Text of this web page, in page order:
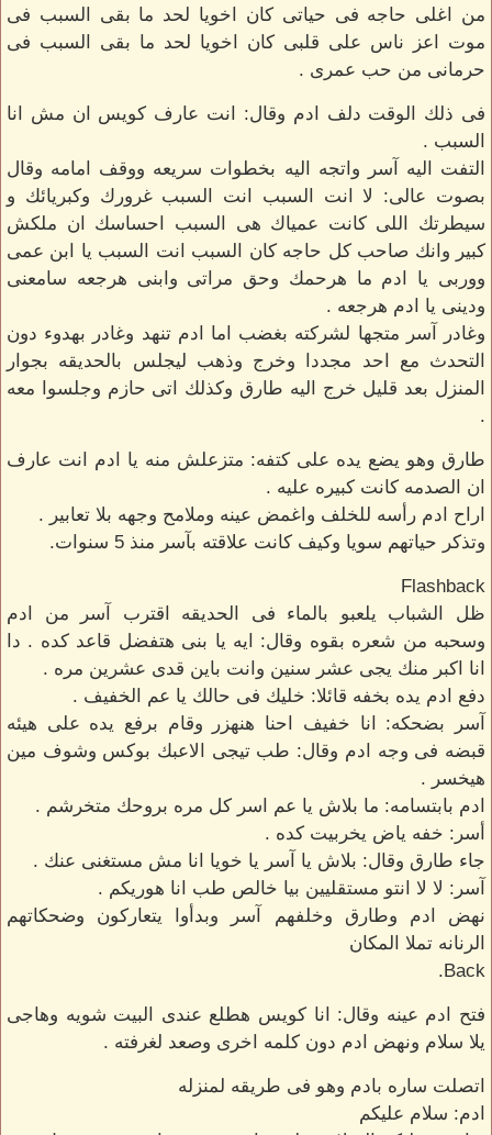
من اغلى حاجه فى حياتى كان اخويا لحد ما بقى السبب فى
موت اعز ناس على قلبى كان اخويا لحد ما بقى السبب فى
حرمانى من حب عمرى .
فى ذلك الوقت دلف ادم وقال: انت عارف كويس ان مش انا
السبب .
التفت اليه آسر واتجه اليه بخطوات سريعه ووقف امامه وقال
بصوت عالى: لا انت السبب انت السبب غرورك وكبريائك و
سيطرتك اللى كانت عمياك هى السبب احساسك ان ملكش
كبير وانك صاحب كل حاجه كان السبب انت السبب يا ابن عمى
ووربى يا ادم ما هرحمك وحق مراتى وابنى هرجعه سامعنى
ودينى يا ادم هرجعه .
وغادر آسر متجها لشركته بغضب اما ادم تنهد وغادر بهدوء دون
التحدث مع احد مجددا وخرج وذهب ليجلس بالحديقه بجوار
المنزل بعد قليل خرج اليه طارق وكذلك اتى حازم وجلسوا معه
.
طارق وهو يضع يده على كتفه: متزعلش منه يا ادم انت عارف
ان الصدمه كانت كبيره عليه .
اراح ادم رأسه للخلف واغمض عينه وملامح وجهه بلا تعابير .
وتذكر حياتهم سويا وكيف كانت علاقته بآسر منذ 5 سنوات.
Flashback
ظل الشباب يلعبو بالماء فى الحديقه اقترب آسر من ادم
وسحبه من شعره بقوه وقال: ايه يا بنى هتفضل قاعد كده . دا
انا اكبر منك يجى عشر سنين وانت باين قدى عشرين مره .
دفع ادم يده بخفه قائلا: خليك فى حالك يا عم الخفيف .
آسر بضحكه: انا خفيف احنا هنهزر وقام برفع يده على هيئه
قبضه فى وجه ادم وقال: طب تيجى الاعبك بوكس وشوف مين
هيخسر .
ادم بابتسامه: ما بلاش يا عم اسر كل مره بروحك متخرشم .
أسر: خفه ياض يخربيت كده .
جاء طارق وقال: بلاش يا آسر يا خويا انا مش مستغنى عنك .
آسر: لا لا انتو مستقليين بيا خالص طب انا هوريكم .
نهض ادم وطارق وخلفهم آسر وبدأوا يتعاركون وضحكاتهم
الرنانه تملا المكان
Back.
فتح ادم عينه وقال: انا كويس هطلع عندى البيت شويه وهاجى
يلا سلام ونهض ادم دون كلمه اخرى وصعد لغرفته .
اتصلت ساره بادم وهو فى طريقه لمنزله
ادم: سلام عليكم